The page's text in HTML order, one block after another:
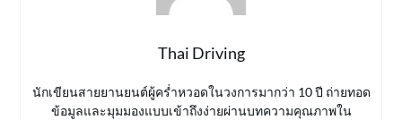
Thai Driving
นักเขียนสายยานยนต์ผู้คร่ำหวอดในวงการมากว่า 10 ปี ถ่ายทอด
ข้อมูลและมุมมองแบบเข้าถึงง่ายผ่านบทความคุณภาพใน